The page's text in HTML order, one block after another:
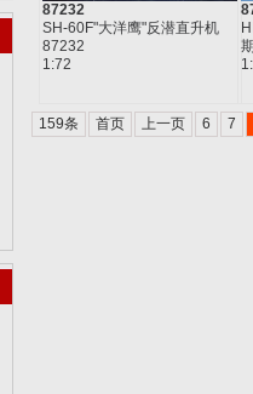
87232
SH-60F"大洋鹰"反潜直升机
87232
1:72
159条 首页 上一页 6 7